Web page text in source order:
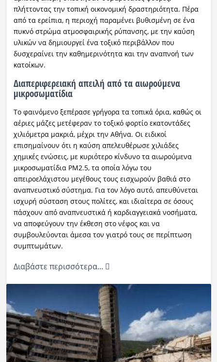
πλήττοντας την τοπική οικονομική δραστηριότητα. Πέρα
από τα ερείπια, η περιοχή παραμένει βυθισμένη σε ένα
πυκνό στρώμα ατμοσφαιρικής ρύπανσης, με την καύση
υλικών να δημιουργεί ένα τοξικό περιβάλλον που
δυσχεραίνει την καθημερινότητα και την αναπνοή των
κατοίκων.
Διαπεριφερειακή απειλή από τα αιωρούμενα
μικροσωματίδια
Το φαινόμενο ξεπέρασε γρήγορα τα τοπικά όρια, καθώς οι
αέριες μάζες μετέφεραν το τοξικό φορτίο εκατοντάδες
χιλιόμετρα μακριά, μέχρι την Αθήνα. Οι ειδικοί
επισημαίνουν ότι η καύση απελευθέρωσε χιλιάδες
χημικές ενώσεις, με κυριότερο κίνδυνο τα αιωρούμενα
μικροσωματίδια PM2.5, τα οποία λόγω του
απειροελάχιστου μεγέθους τους εισχωρούν βαθιά στο
αναπνευστικό σύστημα. Για τον λόγο αυτό, απευθύνεται
ισχυρή σύσταση στους πολίτες, και ιδιαίτερα σε όσους
πάσχουν από αναπνευστικά ή καρδιαγγειακά νοσήματα,
να αποφεύγουν την έκθεση στο νέφος και να
συμβουλεύονται άμεσα τον γιατρό τους σε περίπτωση
συμπτωμάτων.
Διαβάστε περισσότερα...